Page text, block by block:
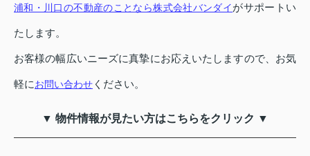
浦和・川口の不動産のことなら株式会社バンダイがサポートい
たします。
お客様の幅広いニーズに真摯にお応えいたしますので、お気
軽にお問い合わせ ください。
▼ 物件情報が見たい方はこちらをクリック ▼